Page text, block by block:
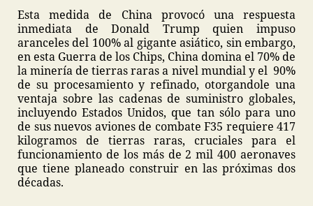
Esta medida de China provocó una respuesta
inmediata de Donald Trump quien impuso
aranceles del 100% al gigante asiático, sin embargo,
en esta Guerra de los Chips, China domina el 70% de
la minería de tierras raras a nivel mundial y el 90%
de su procesamiento y refinado, otorgandole una
ventaja sobre las cadenas de suministro globales,
incluyendo Estados Unidos, que tan sólo para uno
de sus nuevos aviones de combate F35 requiere 417
kilogramos de tierras raras, cruciales para el
funcionamiento de los más de 2 mil 400 aeronaves
que tiene planeado construir en las próximas dos
décadas.